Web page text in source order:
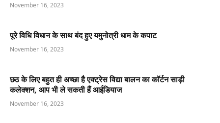
November 16, 2023
पूरे विधि विधान के साथ बंद हुए यमुनोत्री धाम के कपाट
November 16, 2023
छठ के लिए बहुत ही अच्छा है एक्ट्रेस विद्या बालन का कॉर्टन साड़ी
कलेक्शन, आप भी ले सकती हैं आईडियाज
November 16, 2023